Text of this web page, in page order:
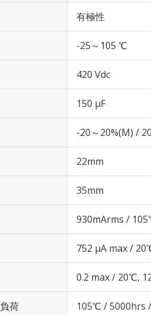
有極性
-25～105 ℃
420 Vdc
150 µF
-20～20%(M) /
22mm
35mm
930mArms /
752 μA max /
0.2 max / 20℃,
荷 105℃ / 5000hrs